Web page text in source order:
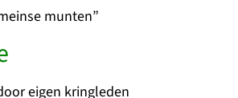
munten”
eigen kringleden